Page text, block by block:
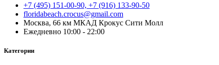
+7 (495) 151-00-90, +7 (916) 133-90-50
floridabeach.crocus@gmail.com
Москва, 66 км МКАД Крокус Сити Молл
Ежедневно 10:00 - 22:00
Категории